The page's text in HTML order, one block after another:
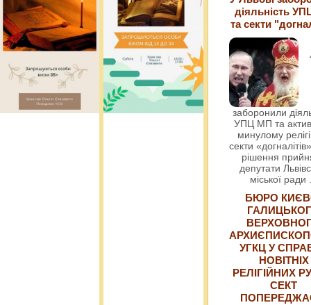
діяльність
та секти
заборонили
УПЦ МП та
минулому
секти
рішення
депутати
міської ради
БЮРО
УГКЦ У
НОВІТНІХ
РЕЛІГІЙНИХ
СЕКТ